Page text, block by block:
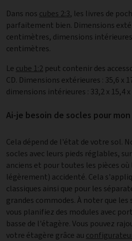
Dans nos cubes 2:3, les livres de
parfaitement bien. Dimensions
centimètres, dimensions intérieures
centimètres.
Le cube 1:2 peut contenir des
CD. Dimensions extérieures : 35,6 x
dimensions intérieures : 33,2 x 15,4
Ai-je besoin de socles pour
Cela dépend de l'état de votre sol.
socles avec leurs pieds réglables,
anciens et pour toutes les pièces
légèrement) accidenté. Cela
classiques ainsi que pour les
grandes commodes. À noter que les
vous planifiez des modules avec
basse de l'étagère. Vous pouvez
votre étagère grâce au